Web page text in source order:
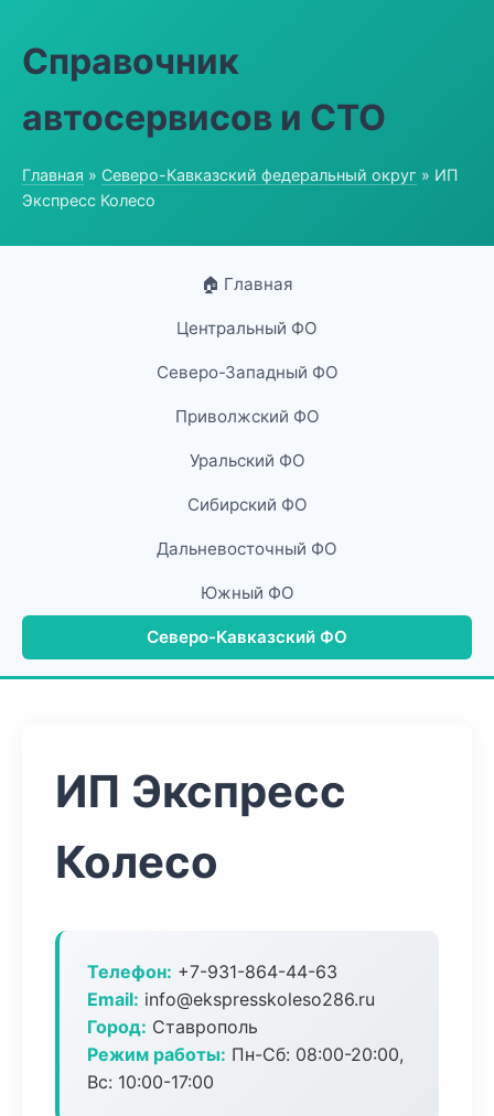
Справочник
автосервисов и СТО
Главная » Северо-Кавказский федеральный округ » ИП
Экспресс Колесо
🏠 Главная
Центральный ФО
Северо-Западный ФО
Приволжский ФО
Уральский ФО
Сибирский ФО
Дальневосточный ФО
Южный ФО
Северо-Кавказский ФО
ИП Экспресс
Колесо
Телефон: +7-931-864-44-63
Email: info@ekspresskoleso286.ru
Город: Ставрополь
Режим работы: Пн-Сб: 08:00-20:00,
Вс: 10:00-17:00